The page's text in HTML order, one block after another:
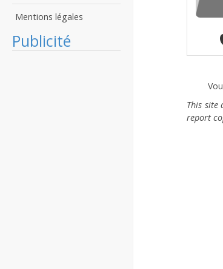
Mentions légales
Publicité
This site
report